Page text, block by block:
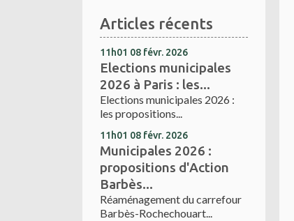
Articles récents
11h01 08 févr. 2026
Elections municipales
2026 à Paris : les...
Elections municipales 2026 :
les propositions...
11h01 08 févr. 2026
Municipales 2026 :
propositions d'Action
Barbès...
Réaménagement du carrefour
Barbès-Rochechouart...